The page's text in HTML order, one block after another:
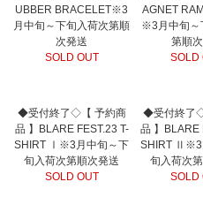
UBBER BRACELET※3
月中旬～下旬入荷次第順
次発送
SOLD OUT
AGNET
※3月中旬～
第順
SOLD
◆受付終了◇【 予約商
品 】BLARE FEST.23 T-
SHIRT Ⅰ※3月中旬～下
旬入荷次第順次発送
SOLD OUT
◆受付終了
品 】BLARE
SHIRT Ⅱ※3
旬入荷次
SOLD